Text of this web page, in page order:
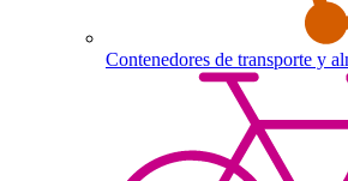
Contenedores de transporte y